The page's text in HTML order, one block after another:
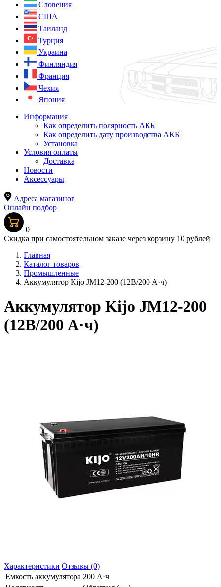
Словения
США
Таиланд
Турция
Украина
Финляндия
Франция
Чехия
Япония
Информация
Как определить полярность АКБ
Как определить дату производства АКБ
Установка
Условия оплаты
Доставка
Новости
Аксессуары
Адреса магазинов
Онлайн подбор
0
Скидка при самостоятельном заказе через корзину 10 рублей
Главная
Каталог товаров
Промышленные
Аккумулятор Kijo JM12-200 (12В/200 А·ч)
Аккумулятор Kijo JM12-200
(12В/200 А·ч)
Характеристики Отзывы (0)
Емкость аккумулятора 200 А·ч